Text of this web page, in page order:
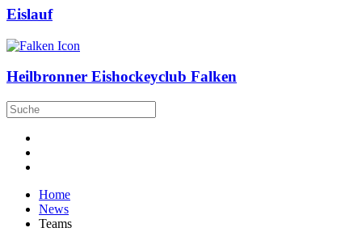
Eislauf
Heilbronner Eishockeyclub Falken
Home
News
Teams